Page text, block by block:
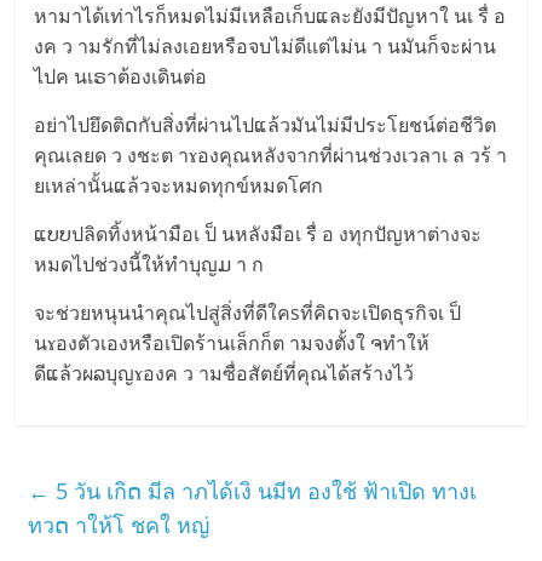
หามาได้เท่าไรก็หมดไม่มีเหลือเก็บແละยังมีปัญหาใ นเ รื่ อ
งค ว ามรักที่ไม่ลงเอยหรือจบไม่ดีแต่ไม่น า นมันก็จะผ่าน
ไปค นเຣาต้องเดินต่อ
อย่าไปยึดติດกับสิ่งที่ผ่านไปແล้วมันไม่มีประโยชน์ต่อชีวิต
คุณเลยด ว งชะต าɤองคุณหลังจากที่ผ่านช่วงเวลาเ ล วร้ า
ยเหล่านั้นແล้วจะหมดทุกข์หมดโศก
ແບບปลิดทิ้งหน้ามือเ ป็ นหลังมือเ รื่ อ งทุกปัญหาต่างจะ
หมดไปช่วงนี้ให้ทำบุญມ า ก
จะช่วยหนุนนำคุณไปสู่สิ่งที่ดีใคsที่คิດจะเปิดธุรกิจเ ป็
นɤองตัวเองหรือเปิดร้านเล็กก็ต ามจงตั้งใ ຈทำให้
ดีແล้วผລบุญɤองค ว ามซื่อสัตย์ที่คุณได้สร้างไว้
← 5 วัน เกิດ มีล าภได้เงิ นมีท องใช้ ฟ้าเปิด ทางเ
ทวດ าให้โ ชคใ หญ่